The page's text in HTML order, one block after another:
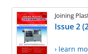
Joining
Issue 2
› learn